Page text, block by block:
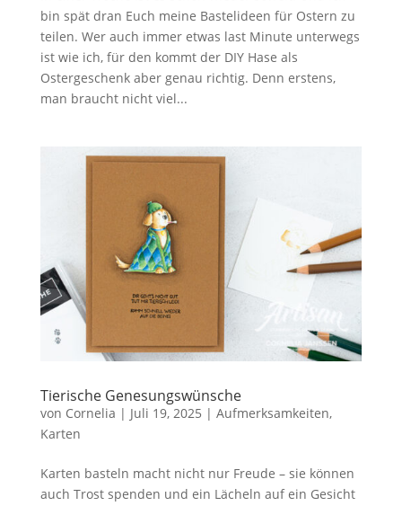
bin spät dran Euch meine Bastelideen für Ostern zu
teilen. Wer auch immer etwas last Minute unterwegs
ist wie ich, für den kommt der DIY Hase als
Ostergeschenk aber genau richtig. Denn erstens,
man braucht nicht viel...
Tierische Genesungswünsche
von Cornelia | Juli 19, 2025 | Aufmerksamkeiten,
Karten
Karten basteln macht nicht nur Freude – sie können
auch Trost spenden und ein Lächeln auf ein Gesicht